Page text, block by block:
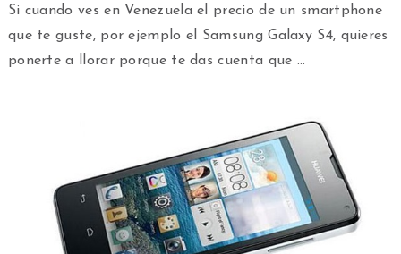
Si cuando ves en Venezuela el precio de un smartphone
que te guste, por ejemplo el Samsung Galaxy S4, quieres
ponerte a llorar porque te das cuenta que …